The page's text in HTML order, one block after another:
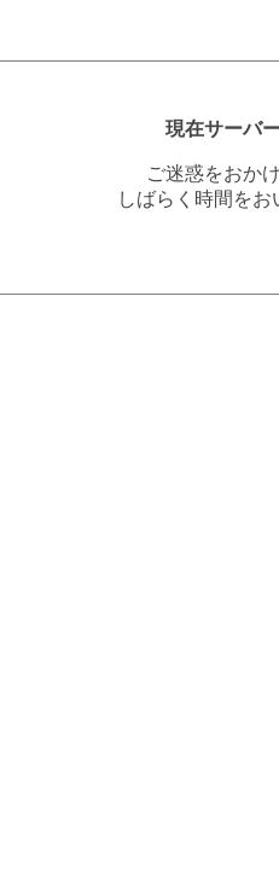
現在サーバ
ご迷惑をおか
しばらく時間を